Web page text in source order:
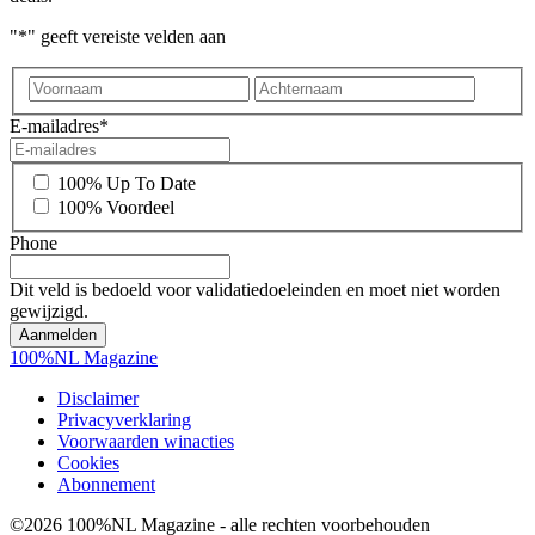
"*" geeft vereiste velden aan
Voornaam
E-mailadres*
*
100% Up To Date
100% Voordeel
Phone
Dit veld is bedoeld voor validatiedoeleinden en moet niet worden
gewijzigd.
100%NL Magazine
Disclaimer
Privacyverklaring
Voorwaarden winacties
Cookies
Abonnement
©2026 100%NL Magazine - alle rechten voorbehouden